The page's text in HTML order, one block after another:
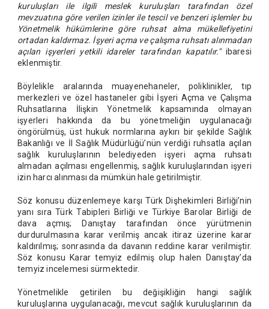
kuruluşları ile ilgili meslek kuruluşları tarafından özel
mevzuatına göre verilen izinler ile tescil ve benzeri işlemler bu
Yönetmelik hükümlerine göre ruhsat alma mükellefiyetini
ortadan kaldırmaz. İşyeri açma ve çalışma ruhsatı alınmadan
açılan işyerleri yetkili idareler tarafından kapatılır."ibaresi
eklenmiştir.
Böylelikle aralarında muayenehaneler, poliklinikler, tıp
merkezleri ve özel hastaneler gibi İşyeri Açma ve Çalışma
Ruhsatlarına İlişkin Yönetmelik kapsamında olmayan
işyerleri hakkında da bu yönetmeliğin uygulanacağı
öngörülmüş, üst hukuk normlarına aykırı bir şekilde Sağlık
Bakanlığı ve İl Sağlık Müdürlüğü’nün verdiği ruhsatla açılan
sağlık kuruluşlarının belediyeden işyeri açma ruhsatı
almadan açılması engellenmiş, sağlık kuruluşlarından işyeri
izin harcı alınması da mümkün hale getirilmiştir.
Söz konusu düzenlemeye karşı Türk Dişhekimleri Birliği’nin
yanı sıra Türk Tabipleri Birliği ve Türkiye Barolar Birliği de
dava açmış; Danıştay tarafından önce yürütmenin
durdurulmasına karar verilmiş ancak itiraz üzerine karar
kaldırılmış; sonrasında da davanın reddine karar verilmiştir.
Söz konusu Karar temyiz edilmiş olup halen Danıştay’da
temyiz incelemesi sürmektedir.
Yönetmelikle getirilen bu değişikliğin hangi sağlık
kuruluşlarına uygulanacağı, mevcut sağlık kuruluşlarının da